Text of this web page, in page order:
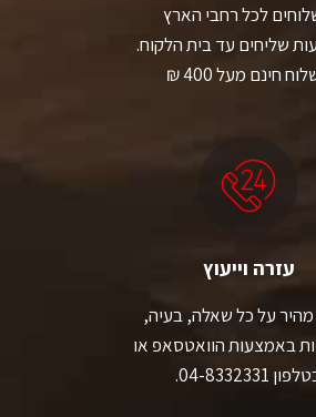
לכל רחבי הארץ
שליחים עד בית הלקוח.
חינם מעל 400 ₪
עזרה וייעוץ
על כל שאלה, בעיה,
באמצעות הוואטסאפ או
04-8332331.